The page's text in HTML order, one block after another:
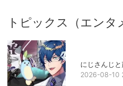
トピックス（エンタ
にじさんじ
2026-08-10